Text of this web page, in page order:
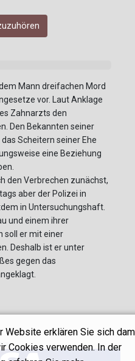
Website erklären Sie sich
Cookies verwenden. In der
Mann dreifachen Mord
vor. Laut Anklage
Zahnarzts den
Den Bekannten seiner
Scheitern seiner Ehe
eine Beziehung
den Verbrechen zunächst,
aber der Polizei in
in Untersuchungshaft.
und einem ihrer
soll er mit einer
Deshalb ist er unter
gegen das